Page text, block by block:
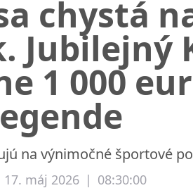
chystá
Jubilejný
1 000
na výnimočné športové
17. máj 2026 | 08:30:00